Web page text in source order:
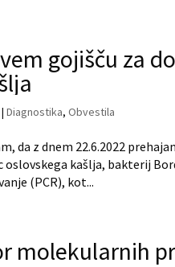
gojišču za
|Diagnostika,Obvestila
da z dnem 22.6.2022
kašlja, bakterij
(PCR), kot...
molekularnih